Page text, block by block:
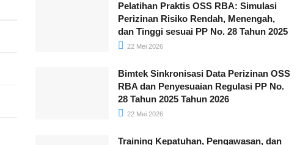
Pelatihan Praktis OSS RBA: Simulasi
Perizinan Risiko Rendah, Menengah,
dan Tinggi sesuai PP No. 28 Tahun 2025
22 Mei 2026
Bimtek Sinkronisasi Data Perizinan OSS
RBA dan Penyesuaian Regulasi PP No.
28 Tahun 2025 Tahun 2026
22 Mei 2026
Training Kepatuhan, Pengawasan, dan